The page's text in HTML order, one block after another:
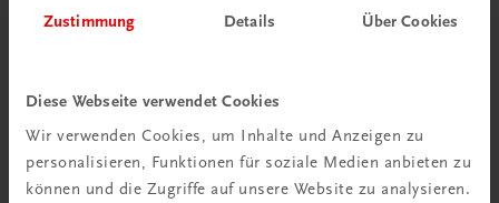
Zustimmung Details Über Cookies
Diese Webseite verwendet Cookies
Wir verwenden Cookies, um Inhalte und Anzeigen zu
personalisieren, Funktionen für soziale Medien anbieten zu
können und die Zugriffe auf unsere Website zu analysieren.
Videos mit
Mehr dazu